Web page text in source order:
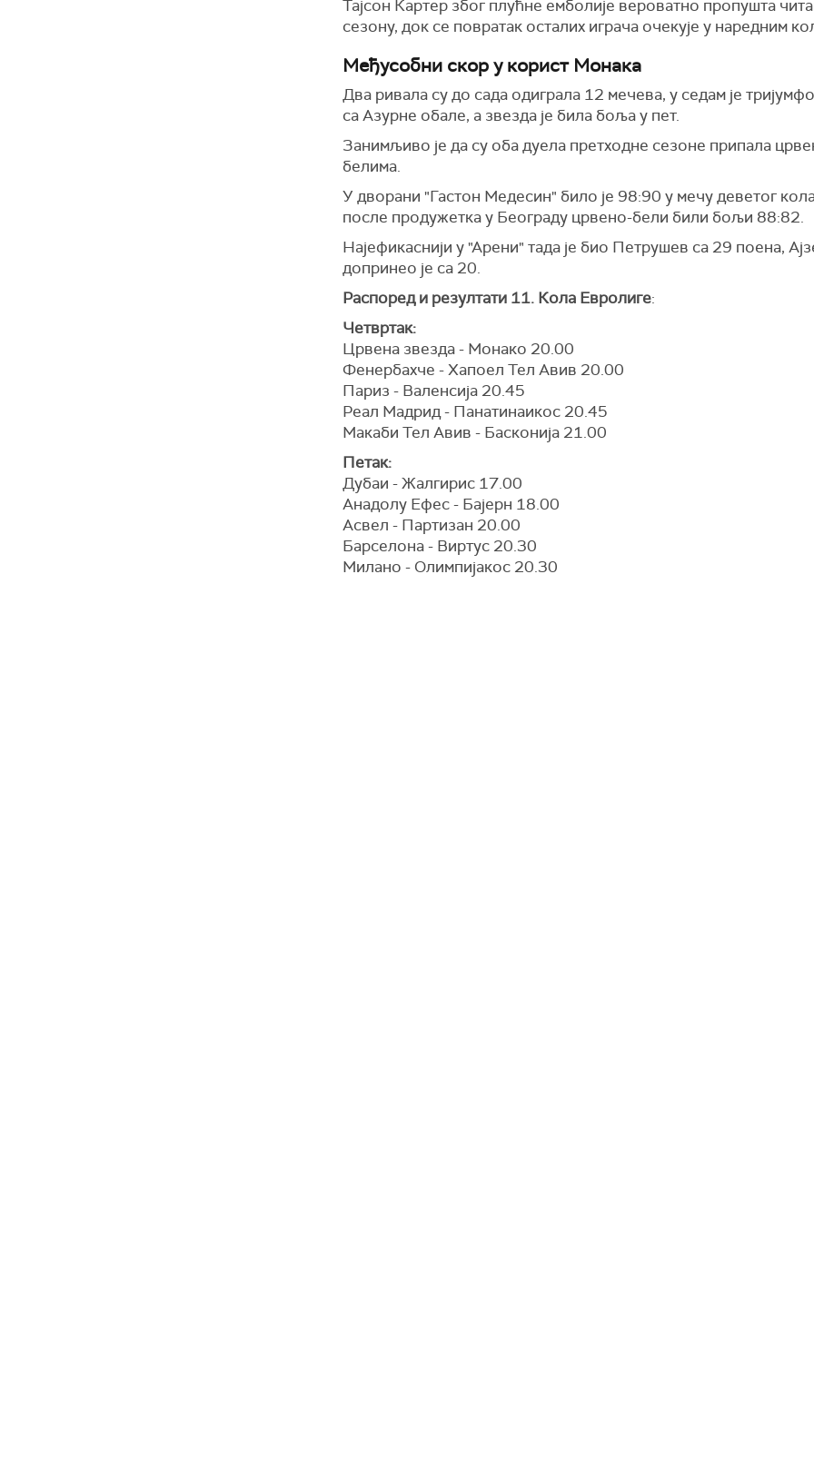
Тајсон Картер због плућне емболије вероватно пропушта
сезону, док се повратак осталих играча очекује у наредним
Међусобни скор у корист Монака
Два ривала су до сада одиграла 12 мечева, у седам је
са Азурне обале, а звезда је била боља у пет.
Занимљиво је да су оба дуела претходне сезоне припала
белима.
У дворани "Гастон Медесин" било је 98:90 у мечу деветог
после продужетка у Београду црвено-бели били бољи 88:82.
Најефикаснији у "Арени" тада је био Петрушев са 29 поена,
допринео је са 20.
Распоред и резултати 11. Кола Евролиге:
Четвртак:
Црвена звезда - Монако 20.00
Фенербахче - Хапоел Тел Авив 20.00
Париз - Валенсија 20.45
Реал Мадрид - Панатинаикос 20.45
Макаби Тел Авив - Басконија 21.00
Петак:
Дубаи - Жалгирис 17.00
Анадолу Ефес - Бајерн 18.00
Асвел - Партизан 20.00
Барселона - Виртус 20.30
Милано - Олимпијакос 20.30